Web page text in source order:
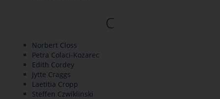
C
Norbert Closs
Petra Colaci-Kozarec
Edith Cordey
Jytte Craggs
Laetitia Cropp
Steffen Czwiklinski